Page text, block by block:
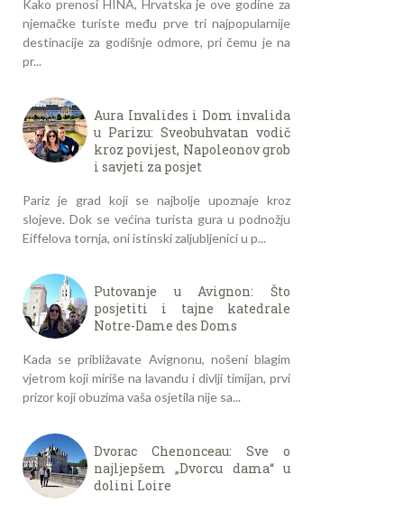
Kako prenosi HINA, Hrvatska je ove godine za
njemačke turiste među prve tri najpopularnije
destinacije za godišnje odmore, pri čemu je na
pr...
Aura Invalides i Dom invalida
u Parizu: Sveobuhvatan vodič
kroz povijest, Napoleonov grob
i savjeti za posjet
Pariz je grad koji se najbolje upoznaje kroz
slojeve. Dok se većina turista gura u podnožju
Eiffelova tornja, oni istinski zaljubljenici u p...
Putovanje u Avignon: Što
posjetiti i tajne katedrale
Notre-Dame des Doms
Kada se približavate Avignonu, nošeni blagim
vjetrom koji miriše na lavandu i divlji timijan, prvi
prizor koji obuzima vaša osjetila nije sa...
Dvorac Chenonceau: Sve o
najljepšem „Dvorcu dama“ u
dolini Loire